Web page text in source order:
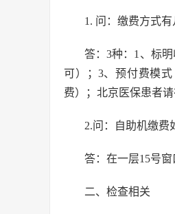
1. 问：缴费方式有
答：3种：1、标
可）；3、预付费模
费）；北京医保患者
2.问：自助机缴费
答：在一层15号
二、检查相关